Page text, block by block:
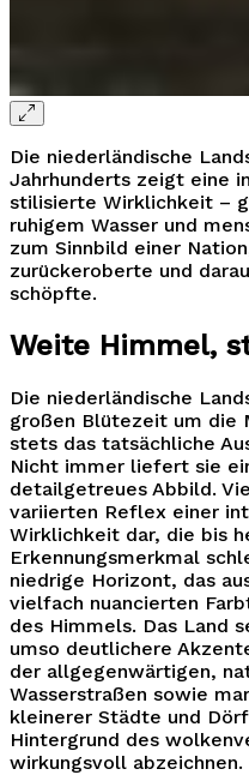
Die niederländische
Jahrhunderts zeigt eine
stilisierte Wirklichkeit –
ruhigem Wasser und
zum Sinnbild einer
zurückeroberte und
schöpfte.
Weite Himmel,
Die niederländische
großen Blütezeit um die
stets das tatsächliche
Nicht immer liefert sie
detailgetreues Abbild.
variierten Reflex einer
Wirklichkeit dar, die bis
Erkennungsmerkmal
niedrige Horizont, das
vielfach nuancierten
des Himmels. Das Land
umso deutlichere
der allgegenwärtigen,
Wasserstraßen sowie
kleinerer Städte und
Hintergrund des
wirkungsvoll abzeichnen.